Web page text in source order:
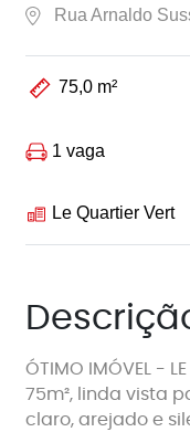
Rua Arnaldo
75,0 m²
1 vaga
Le Quartier Vert
ÓTIMO IMÓVEL -
75m², linda vista
claro, arejado e